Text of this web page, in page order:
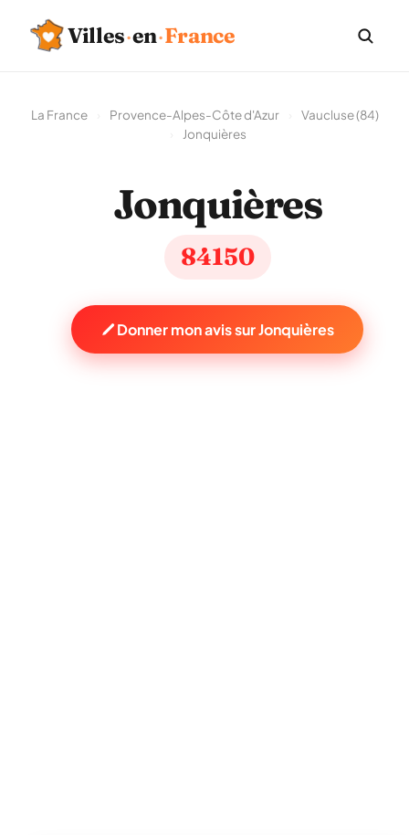
Villes·en·France
La France Provence-Alpes-Côte d'Azur
Vaucluse (84)
Jonquières
Jonquières
84150
Donner mon avis sur Jonquières